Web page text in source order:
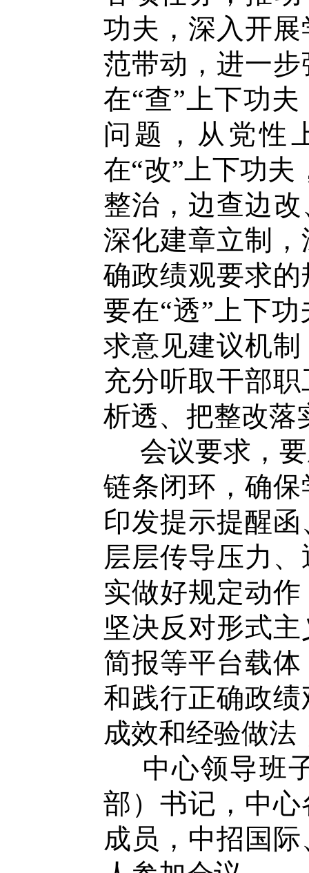
功夫，深入开
范带动，进一
在“查” 上下功
问题，从党性
在“改” 上下功
整治，边查边
深化建章立制
确政绩观要求
要在“透” 上下
求意见建议机
充分听取干部
析透、把整改落
会议要求，要
链条闭环，确
印发提示提醒
层层传导压力
实做好规定动
坚决反对形式
简报等平台载
和践行正确政
成效和经验做法
中心领导班
部）书记，中
成员 ， 中招国